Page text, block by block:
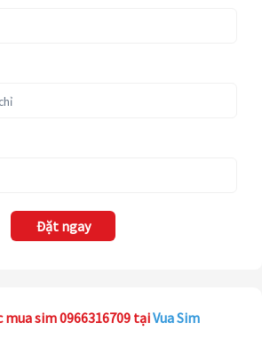
Đặt ngay
sim 0966316709 tạiVua Sim